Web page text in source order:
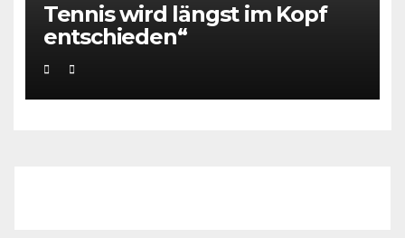
Tennis wird längst im Kopf
entschieden“